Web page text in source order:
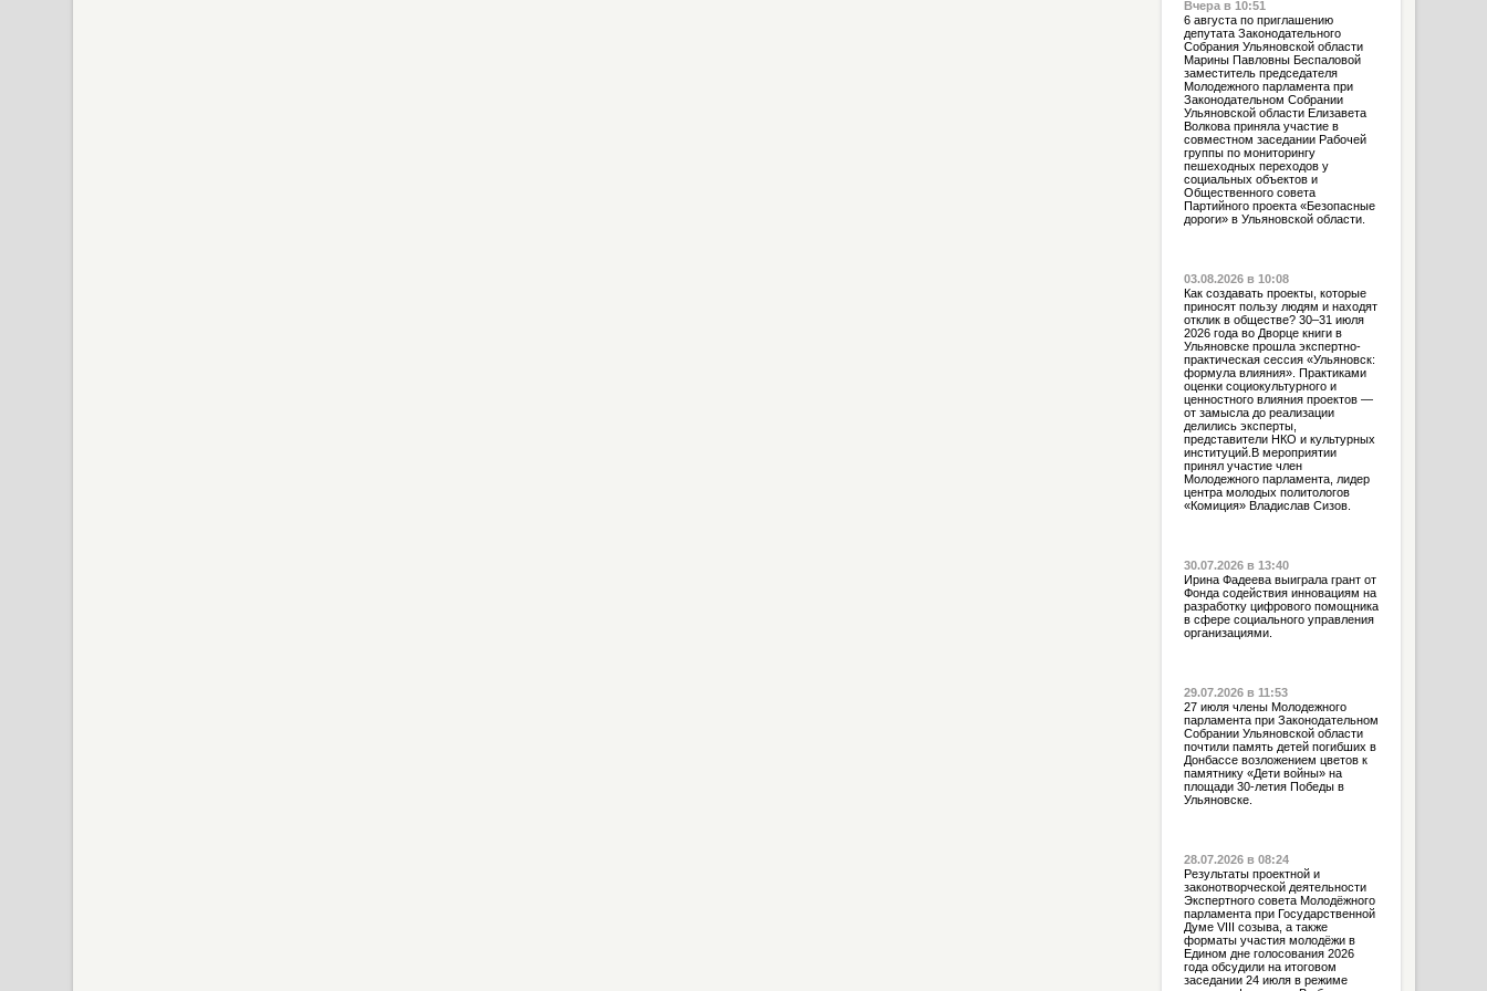
Вчера в 10:51
6 августа по приглашению
депутата Законодательного
Собрания Ульяновской области
Марины Павловны Беспаловой
заместитель председателя
Молодежного парламента при
Законодательном Собрании
Ульяновской области Елизавета
Волкова приняла участие в
совместном заседании Рабочей
группы по мониторингу
пешеходных переходов у
социальных объектов и
Общественного совета
Партийного проекта «Безопасные
дороги» в Ульяновской области.
03.08.2026 в 10:08
Как создавать проекты, которые
приносят пользу людям и находят
отклик в обществе? 30–31 июля
2026 года во Дворце книги в
Ульяновске прошла экспертно-
практическая сессия «Ульяновск:
формула влияния». Практиками
оценки социокультурного и
ценностного влияния проектов —
от замысла до реализации
делились эксперты,
представители НКО и культурных
институций.В мероприятии
принял участие член
Молодежного парламента, лидер
центра молодых политологов
«Комиция» Владислав Сизов.
30.07.2026 в 13:40
Ирина Фадеева выиграла грант от
Фонда содействия инновациям на
разработку цифрового помощника
в сфере социального управления
организациями.
29.07.2026 в 11:53
27 июля члены Молодежного
парламента при Законодательном
Собрании Ульяновской области
почтили память детей погибших в
Донбассе возложением цветов к
памятнику «Дети войны» на
площади 30-летия Победы в
Ульяновске.
28.07.2026 в 08:24
Результаты проектной и
законотворческой деятельности
Экспертного совета Молодёжного
парламента при Государственной
Думе VIII созыва, а также
форматы участия молодёжи в
Едином дне голосования 2026
года обсудили на итоговом
заседании 24 июля в режиме